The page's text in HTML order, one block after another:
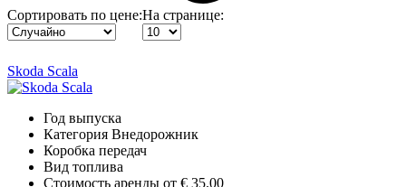
Сортировать по цене:На странице:
Skoda Scala
Год выпуска
Категория Внедорожник
Коробка передач
Вид топлива
Стоимость аренды от € 35.00